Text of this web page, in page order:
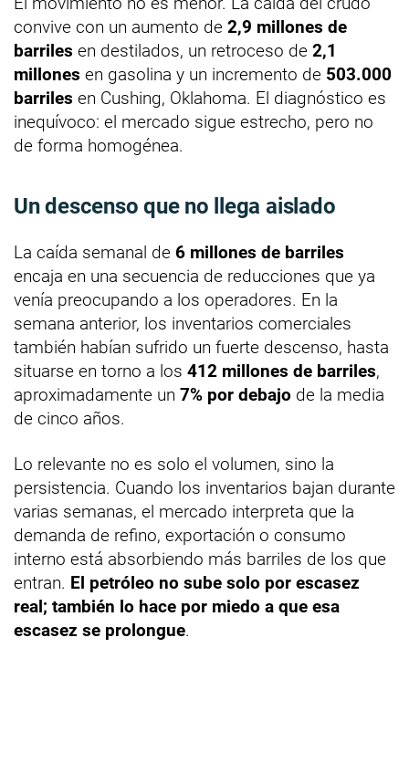
convive con un aumento de 2,9 millones de
barriles en destilados, un retroceso de 2,1
millones en gasolina y un incremento de 503.000
barriles en Cushing, Oklahoma. El diagnóstico es
inequívoco: el mercado sigue estrecho, pero no
de forma homogénea.
Un descenso que no llega aislado
La caída semanal de 6 millones de barriles
encaja en una secuencia de reducciones que ya
venía preocupando a los operadores. En la
semana anterior, los inventarios comerciales
también habían sufrido un fuerte descenso, hasta
situarse en torno a los 412 millones de barriles,
aproximadamente un 7% por debajo de la media
de cinco años.
Lo relevante no es solo el volumen, sino la
persistencia. Cuando los inventarios bajan durante
varias semanas, el mercado interpreta que la
demanda de refino, exportación o consumo
interno está absorbiendo más barriles de los que
entran. El petróleo no sube solo por escasez
real; también lo hace por miedo a que esa
escasez se prolongue.